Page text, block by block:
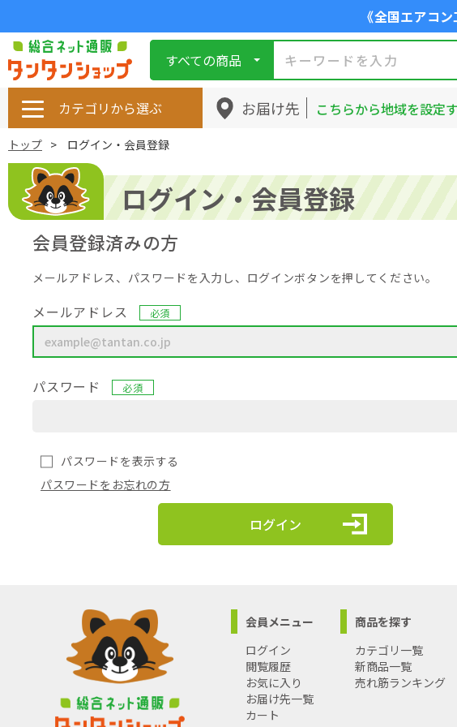
《全国エアコ
すべての商品
カテゴリから選ぶ お届け先 こちらから地域を設定
トップ ログイン・会員登録
ログイン・会員登録
会員登録済みの方
メールアドレス、パスワードを入力し、ログインボタンを押してください。
メールアドレス 必須
パスワード 必須
パスワードを表示する
パスワードをお忘れの方
ログイン
会員メニュー
ログイン
閲覧履歴
お気に入り
お届け先一覧
カート
商品を探す
カテゴリ一覧
新商品一覧
売れ筋ランキング